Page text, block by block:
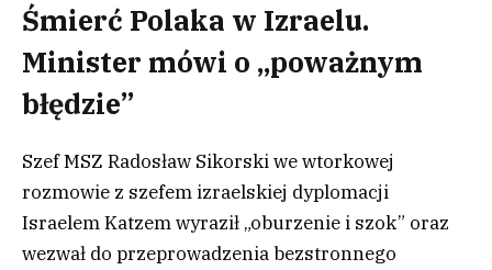
Śmierć Polaka w Izraelu.
Minister mówi o „poważnym
błędzie”
Szef MSZ Radosław Sikorski we wtorkowej
rozmowie z szefem izraelskiej dyplomacji
Israelem Katzem wyraził „oburzenie i szok” oraz
wezwał do przeprowadzenia bezstronnego